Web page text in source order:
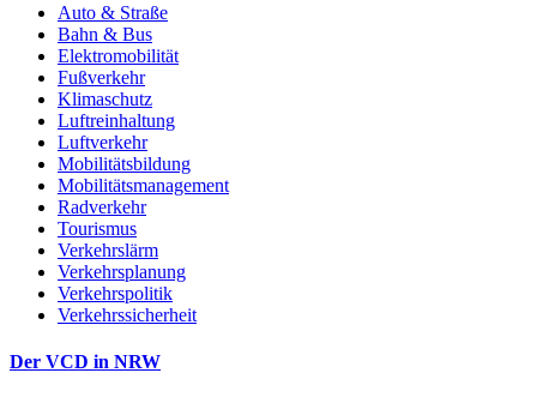
Auto & Straße
Bahn & Bus
Elektromobilität
Fußverkehr
Klimaschutz
Luftreinhaltung
Luftverkehr
Mobilitätsbildung
Mobilitätsmanagement
Radverkehr
Tourismus
Verkehrslärm
Verkehrsplanung
Verkehrspolitik
Verkehrssicherheit
Der VCD in NRW